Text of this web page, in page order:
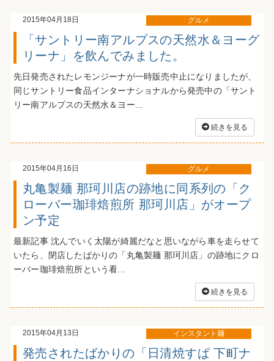
2015年04月18日 グルメ
「サントリー南アルプスの天然水＆ヨーグ
リーナ」を飲んでみました。
先日発売されたレモンジーナが一時販売中止になりましたが、
同じサントリー食品インターナショナルから発売中の「サント
リー南アルプスの天然水＆ヨー...
続きを見る
2015年04月16日 グルメ
丸亀製麺 那珂川店の跡地に同系列の「ク
ローバー珈琲焙煎所 那珂川店」がオープ
ン予定
最新記事 沈んでいく太陽が綺麗だなと思いながら車を走らせて
いたら、閉店したばかりの「丸亀製麺 那珂川店」の跡地にクロ
ーバー珈琲焙煎所という看...
続きを見る
2015年04月13日 インスタント麺
発売されたばかりの「日清焼すぱ 下町ナ